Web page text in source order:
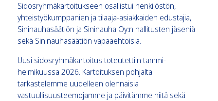
Sidosryhmäkartoitukseen osallistui henkilöstön,
yhteistyökumppanien ja tilaaja-asiakkaiden edustajia,
Sininauhasäätiön ja Sininauha Oy:n hallitusten jäseniä
sekä Sininauhasäätiön vapaaehtoisia.
Uusi sidosryhmäkartoitus toteutettiin tammi-
helmikuussa 2026. Kartoituksen pohjalta
tarkastelemme uudelleen olennaisia
vastuullisuusteemojamme ja päivitämme niitä sekä